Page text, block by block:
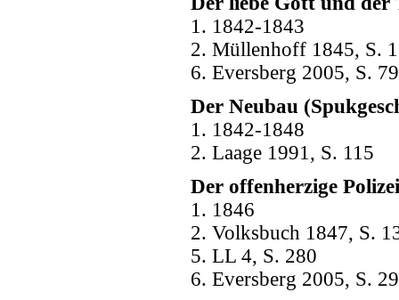
1. 1842-1843
2. Müllenhoff 1845, S.
6. Eversberg 2005, S.
Der Neubau
1. 1842-1848
2. Laage 1991, S. 115
Der offenherzige
1. 1846
2. Volksbuch 1847, S.
5. LL 4, S. 280
6. Eversberg 2005, S. 29